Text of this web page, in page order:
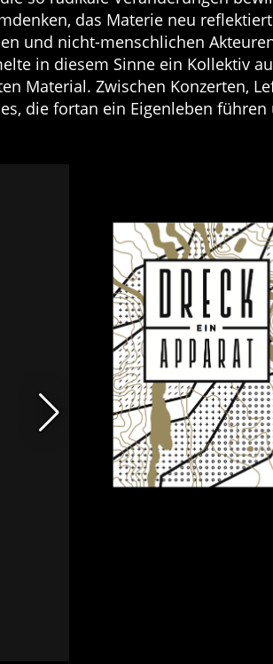
das Materie neu
und nicht-menschlichen
in diesem Sinne ein Kollektiv
Material. Zwischen Konzerten,
die fortan ein Eigenleben führen